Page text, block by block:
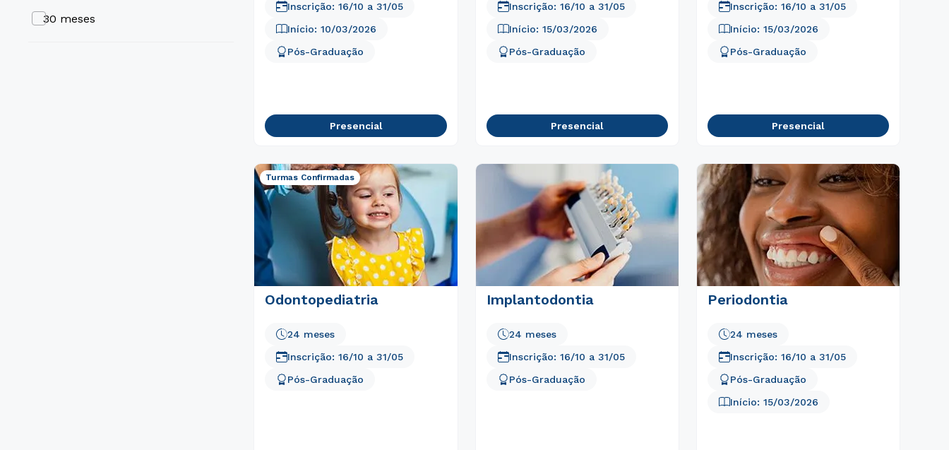
30 meses
Início:10/03/2026
Pós-Graduação
Inscrição:16/10 a 31/05
Presencial
Início: 15/03/2026
Pós-Graduação
Inscrição: 16/10 a 31/05
Presencial
Início:15/03/2026
Pós-Graduação
Inscrição:16/10 a 31/05
Presencial
Turmas Confirmadas
Odontopediatria
Pós-Graduação
24 meses
Inscrição:16/10 a 31/05
Implantodontia
Pós-Graduação
24 meses
Inscrição: 16/10 a 31/05
Periodontia
Pós-Graduação
24 meses
Início:15/03/2026
Inscrição:16/10 a 31/05
Estou de acordo com a Política de Privacidade.
autorizo que meus dados sejam utilizados para o
envio de conteúdos do Cesuca.